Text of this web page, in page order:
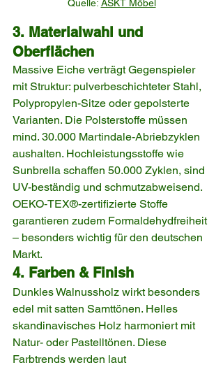
Quelle: ASKT Möbel
3. Materialwahl und
Oberflächen
Massive Eiche verträgt Gegenspieler
mit Struktur: pulverbeschichteter Stahl,
Polypropylen-Sitze oder gepolsterte
Varianten. Die Polsterstoffe müssen
mind. 30.000 Martindale-Abriebzyklen
aushalten. Hochleistungsstoffe wie
Sunbrella schaffen 50.000 Zyklen, sind
UV-beständig und schmutzabweisend.
OEKO‑TEX®-zertifizierte Stoffe
garantieren zudem Formaldehydfreiheit
– besonders wichtig für den deutschen
Markt.
4. Farben & Finish
Dunkles Walnussholz wirkt besonders
edel mit satten Samttönen. Helles
skandinavisches Holz harmoniert mit
Natur- oder Pastelltönen. Diese
Farbtrends werden laut